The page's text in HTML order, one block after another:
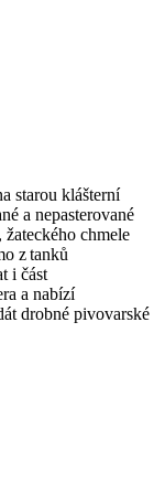
starou klášterní
a nepasterované
chmele
z tanků
i část
a nabízí
drobné pivovarské